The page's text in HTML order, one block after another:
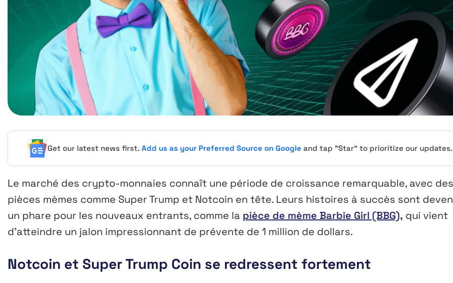
Get our latest news first.Add us as your Preferred Source on Google and tap "Star" to prioritize our updates.
Le marché des crypto-monnaies connaît une période de croissance remarquable, avec des
pièces mèmes comme Super Trump et Notcoin en tête. Leurs histoires à succès sont
un phare pour les nouveaux entrants, comme la pièce de mème Barbie Girl (BBG), qui vient
d’atteindre un jalon impressionnant de prévente de 1 million de dollars.
Notcoin et Super Trump Coin se redressent fortement